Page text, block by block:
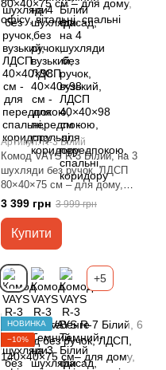
Артикул: R-3 Білий
Комод VAYS R-3 Білий, на 3
шухляди без ручок, ЛДСП
80×40×75 см – для дому,
офісу, вітальні, спальні
3 399 грн 3 999 грн
Купити
+5
НОВИНКА
−10%